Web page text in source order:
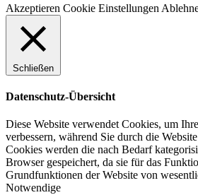
Akzeptieren Cookie Einstellungen
Schließen
Datenschutz-Übersicht
Diese Website verwendet Cookies, um
verbessern, während Sie durch die
Cookies werden die nach Bedarf
Browser gespeichert, da sie für das
Grundfunktionen der Website von
Notwendige